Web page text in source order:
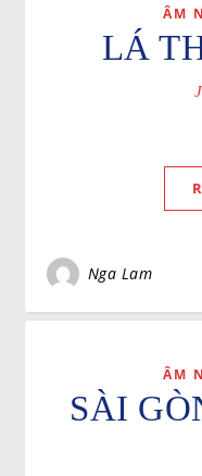
ÂM
LÁ
Nga Lam
ÂM
SÀI